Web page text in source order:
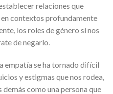
relaciones que
contextos profundamente
los roles de género sí nos
de negarlo.
empatía se ha tornado difícil
y estigmas que nos rodea,
como una persona que